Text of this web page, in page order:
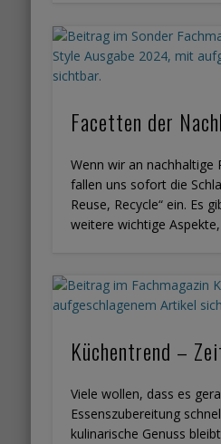
Facetten der
Wenn wir an nachhaltige
fallen uns sofort die
Reuse, Recycle“ ein. Es
weitere wichtige
Küchentrend –
Viele wollen, dass es
Essenszubereitung
kulinarische Genuss